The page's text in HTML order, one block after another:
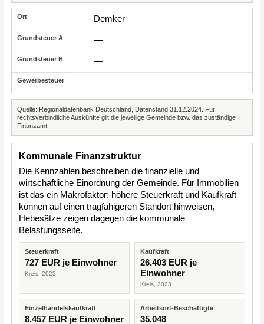
Demker
—
—
—
Quelle: Regionaldatenbank Deutschland, Datenstand 31.12.2024. Für
rechtsverbindliche Auskünfte gilt die jeweilige Gemeinde bzw. das zuständige
Finanzamt.
Kommunale Finanzstruktur
Die Kennzahlen beschreiben die finanzielle und
wirtschaftliche Einordnung der Gemeinde. Für Immobilien
ist das ein Makrofaktor: höhere Steuerkraft und Kaufkraft
können auf einen tragfähigeren Standort hinweisen,
Hebesätze zeigen dagegen die kommunale
Belastungsseite.
Steuerkraft
727 EUR je Einwohner
Kreis, 2023
Kaufkraft
26.403 EUR je
Einwohner
Kreis, 2023
Einzelhandelskaufkraft
8.457 EUR je Einwohner
Arbeitsort-Beschäftigte
35.048